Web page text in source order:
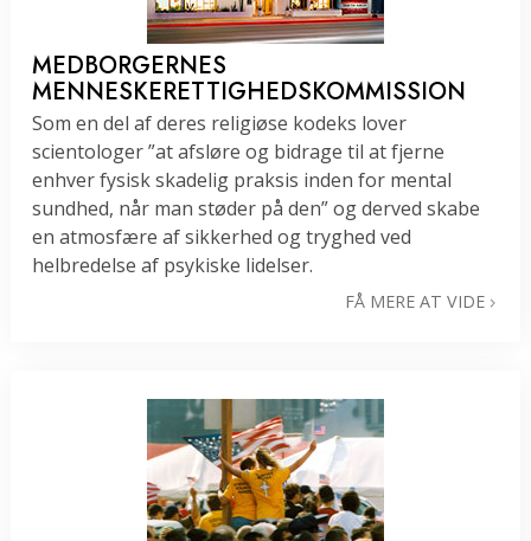
MEDBORGERNES
MENNESKERETTIGHEDS­KOMMISSION
Som en del af deres religiøse kodeks lover
scientologer ”at afsløre og bidrage til at fjerne
enhver fysisk skadelig praksis inden for mental
sundhed, når man støder på den” og derved skabe
en atmosfære af sikkerhed og tryghed ved
helbredelse af psykiske lidelser.
FÅ MERE AT VIDE